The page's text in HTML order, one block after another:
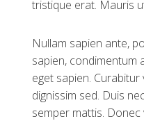
tristique erat. Mauris
Nullam sapien ante,
sapien, condimentum
eget sapien.
dignissim sed. Duis
semper mattis.